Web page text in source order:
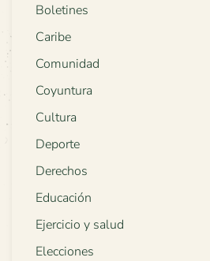
Boletines
Caribe
Comunidad
Coyuntura
Cultura
Deporte
Derechos
Educación
Ejercicio y salud
Elecciones